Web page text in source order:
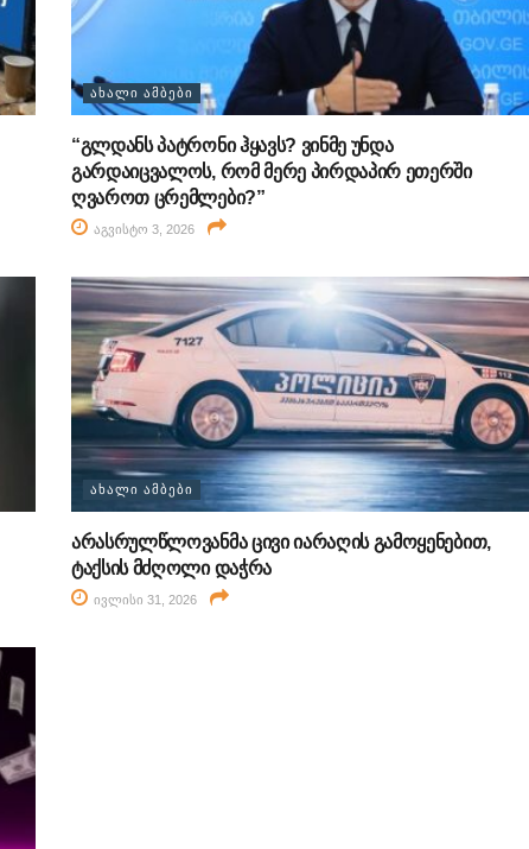
ᲐᲮᲐᲚᲘ ᲐᲛᲑᲔᲑᲘ
“გლდანს პატრონი ჰყავს? ვინმე უნდა
გარდაიცვალოს, რომ მერე პირდაპირ ეთერში
ღვაროთ ცრემლები?”
აგვისტო 3, 2026
ᲐᲮᲐᲚᲘ ᲐᲛᲑᲔᲑᲘ
არასრულწლოვანმა ცივი იარაღის გამოყენებით,
ტაქსის მძღოლი დაჭრა
ივლისი 31, 2026